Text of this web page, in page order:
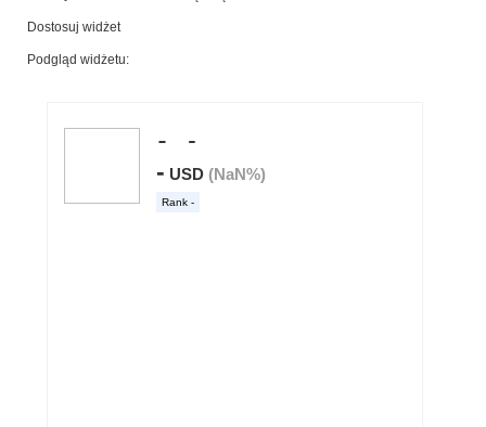
Dostosuj widżet
Podgląd widżetu: